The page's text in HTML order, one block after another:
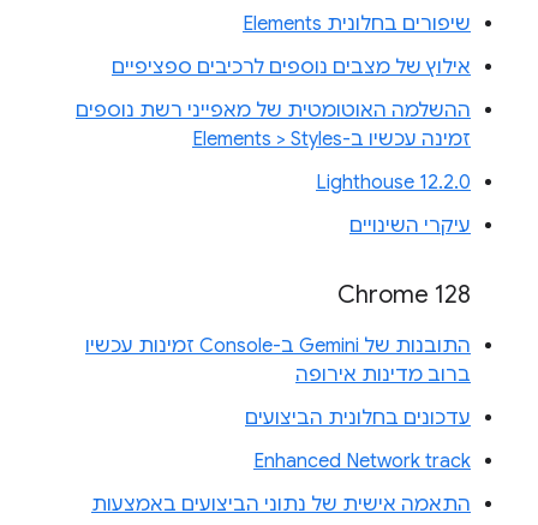
שיפורים בחלונית Elements
אילוץ של מצבים נוספים לרכיבים ספציפיים
ההשלמה האוטומטית של מאפייני רשת נוספים
זמינה עכשיו ב-Elements > Styles
Lighthouse 12.2.0
עיקרי השינויים
Chrome 128
התובנות של Gemini ב-Console זמינות עכשיו
ברוב מדינות אירופה
עדכונים בחלונית הביצועים
Enhanced Network track
התאמה אישית של נתוני הביצועים באמצעות